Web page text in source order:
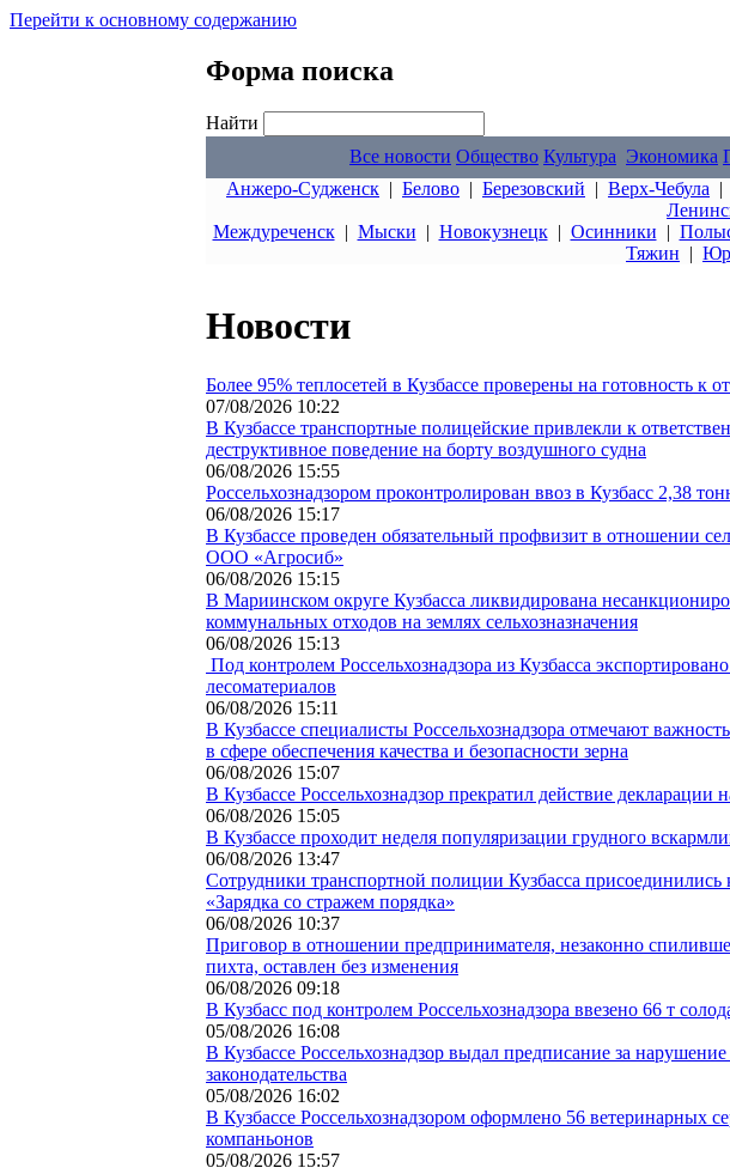
Перейти к основному содержанию
Форма поиска
Найти
Все новости Общество Культура Экономика
Анжеро-Судженск | Белово | Березовский | Верх-Чебула |
Междуреченск| Мыски | Новокузнецк| Осинники |
Тяжин |
Новости
Более 95% теплосетей в Кузбассе проверены на готовность к
07/08/2026 10:22
В Кузбассе транспортные полицейские привлекли к
деструктивное поведение на борту воздушного судна
06/08/2026 15:55
Россельхознадзором проконтролирован ввоз в Кузбасс 2,38
06/08/2026 15:17
В Кузбассе проведен обязательный профвизит в отношении
ООО «Агросиб»
06/08/2026 15:15
В Мариинском округе Кузбасса ликвидирована
коммунальных отходов на землях сельхозназначения
06/08/2026 15:13
Под контролем Россельхознадзора из Кузбасса
лесоматериалов
06/08/2026 15:11
В Кузбассе специалисты Россельхознадзора отмечают
в сфере обеспечения качества и безопасности зерна
06/08/2026 15:07
В Кузбассе Россельхознадзор прекратил действие декларации
06/08/2026 15:05
В Кузбассе проходит неделя популяризации грудного
06/08/2026 13:47
Сотрудники транспортной полиции Кузбасса присоединились
«Зарядка со стражем порядка»
06/08/2026 10:37
Приговор в отношении предпринимателя, незаконно
пихта, оставлен без изменения
06/08/2026 09:18
В Кузбасс под контролем Россельхознадзора ввезено 66 т
05/08/2026 16:08
В Кузбассе Россельхознадзор выдал предписание за
законодательства
05/08/2026 16:02
В Кузбассе Россельхознадзором оформлено 56 ветеринарных
компаньонов
05/08/2026 15:57